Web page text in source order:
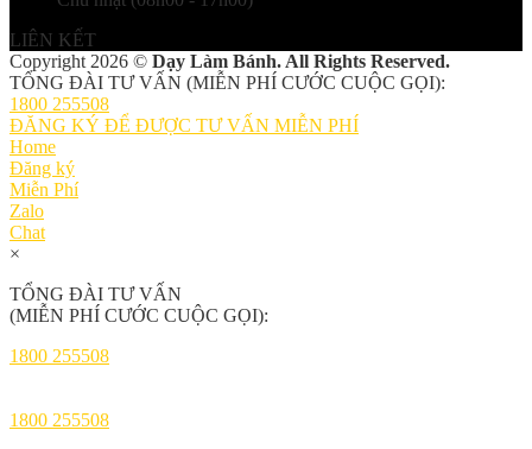
LIÊN KẾT
Copyright 2026 © Dạy Làm Bánh. All Rights Reserved.
TỔNG ĐÀI TƯ VẤN (MIỄN PHÍ CƯỚC CUỘC GỌI):
1800 255508
ĐĂNG KÝ ĐỂ ĐƯỢC TƯ VẤN MIỄN PHÍ
Home
Đăng ký
Miễn Phí
Zalo
Chat
×
TỔNG ĐÀI TƯ VẤN
(MIỄN PHÍ CƯỚC CUỘC GỌI):
1800 255508
1800 255508